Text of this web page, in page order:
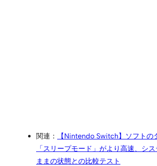
関連：
【Nintendo Switch】ソフトの
「スリープモード」がより高速、シ
ままの状態との比較テスト